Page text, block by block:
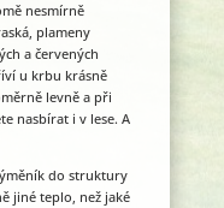
nesmírně
plameny
a červených
u krbu krásně
levně a při
nasbírat i v lese. A
do struktury
jiné teplo, než jaké